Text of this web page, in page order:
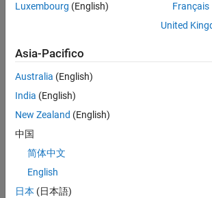
Luxembourg (English)
Français
United
Asia-Pacifico
Australia (English)
India (English)
New Zealand (English)
中国
简体中文
English
日本 (日本語)